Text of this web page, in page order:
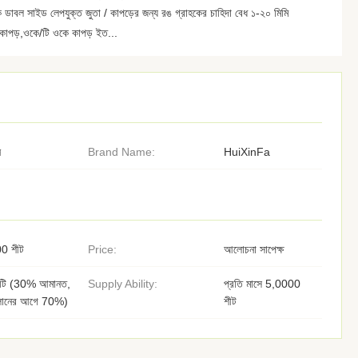
ডাবল সাইড লেপযুক্ত জুতা / কাপড়ের জন্য রঙ গ্রাহকের চাহিদা বেধ ১-২০ মিমি
কাপড়,ওকে/টি ওকে কাপড় ইত...
Brand Name: HuiXinFa
শীট Price: আলোচনা সাপেক্ষ
(30% আমানত,
আগে 70%)
Supply Ability:
প্রতি মাসে 5,0000
শীট